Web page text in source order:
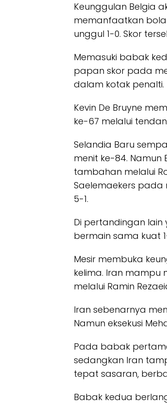
Keunggulan Belgia
memanfaatkan bola
unggul 1-0. Skor
Memasuki babak
papan skor pada
dalam kotak penalti.
Kevin De Bruyne
ke-67 melalui
Selandia Baru
menit ke-84.
tambahan melalui
Saelemaekers pada
5-1.
Di pertandingan lain
bermain sama kuat
Mesir membuka
kelima. Iran mampu
melalui Ramin
Iran sebenarnya
Namun eksekusi
Pada babak
sedangkan Iran
tepat sasaran,
Babak kedua